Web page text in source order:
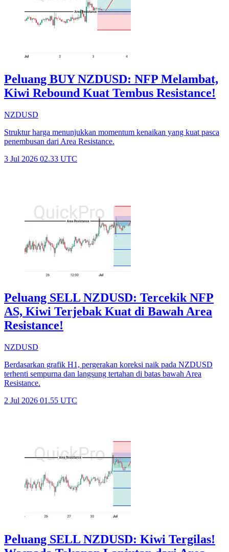
Peluang BUY NZDUSD: NFP Melambat,
Kiwi Rebound Kuat Tembus Resistance!
NZDUSD
Struktur harga menunjukkan momentum kenaikan yang kuat pasca
penembusan dari Area Resistance.
3 Jul 2026 02.33 UTC
Peluang SELL NZDUSD: Tercekik NFP
AS, Kiwi Terjebak Kuat di Bawah Area
Resistance!
NZDUSD
Berdasarkan grafik H1, pergerakan koreksi naik pada NZDUSD
terhenti sempurna dan langsung tertahan di batas bawah Area
Resistance.
2 Jul 2026 01.55 UTC
Peluang SELL NZDUSD: Kiwi Tergilas!